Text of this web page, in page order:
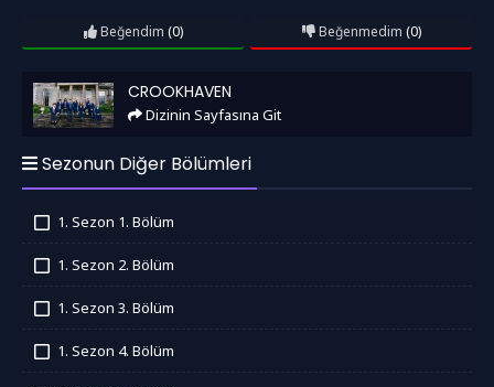
Beğendim (0) Beğenmedim (0)
Crookhaven CROOKHAVEN
Dizinin Sayfasına Git
Sezonun Diğer Bölümleri
1. Sezon 1. Bölüm
1. Sezon 2. Bölüm
1. Sezon 3. Bölüm
1. Sezon 4. Bölüm